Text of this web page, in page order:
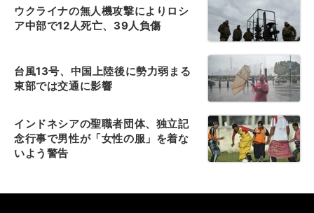
ウクライナの無人機攻撃によりロシ
ア中部で12人死亡、39人負傷
台風13号、中国上陸後に勢力弱まる
東部では交通に影響
インドネシアの聖職者団体、独立記
念行事で男性が「女性の服」を着な
いよう警告